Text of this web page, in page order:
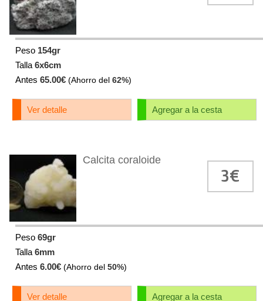
Peso 154gr
Talla 6x6cm
Antes 65.00€ (Ahorro del 62%)
Agregar a la cesta
Ver detalle
Calcita coraloide
3€
Peso 69gr
Talla 6mm
Antes 6.00€ (Ahorro del 50%)
Agregar a la cesta
Ver detalle